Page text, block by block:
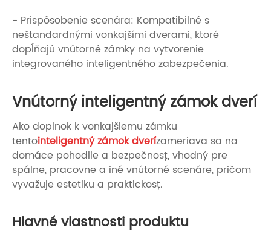
- Prispôsobenie scenára: Kompatibilné s
neštandardnými vonkajšími dverami, ktoré
dopĺňajú vnútorné zámky na vytvorenie
integrovaného inteligentného zabezpečenia.
Vnútorný inteligentný zámok dverí
Ako doplnok k vonkajšiemu zámku
tentointeligentný zámok dverízameriava sa na
domáce pohodlie a bezpečnosť, vhodný pre
spálne, pracovne a iné vnútorné scenáre, pričom
vyvažuje estetiku a praktickosť.
Hlavné vlastnosti produktu